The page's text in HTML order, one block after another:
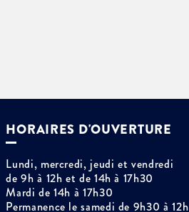
HORAIRES D'OUVERTURE
Lundi, mercredi, jeudi et vendredi
de 9h à 12h et de 14h à 17h30
Mardi de 14h à 17h30
Permanence le samedi de 9h30 à 12h